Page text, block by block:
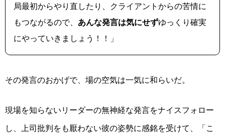
局最初からやり直したり、クライアントからの苦情に
もつながるので、 あんな発言は気にせずゆっくり確実
にやっていきましょう！！」
その発言のおかげで、場の空気は一気に和らいだ。
現場を知らないリーダーの無神経な発言をナイスフォロー
し、上司批判をも厭わない彼の姿勢に感銘を受けて、「こ